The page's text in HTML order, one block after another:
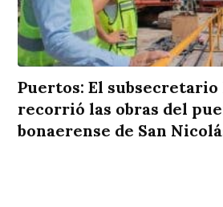
Puertos: El subsecretario
recorrió las obras del
bonaerense de San